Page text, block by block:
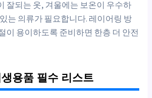
잘되는 옷, 겨울에는 보온이 우수하
는 의류가 필요합니다. 레이어링 방
이 용이하도록 준비하면 한층 더 안전
용품 필수 리스트